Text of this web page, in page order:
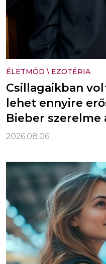
ÉLETMÓD \ EZOTÉRIA
Csillagaikban
lehet ennyire
Bieber
2026.08.06.